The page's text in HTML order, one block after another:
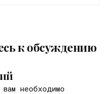
к обсуждению
необходимо